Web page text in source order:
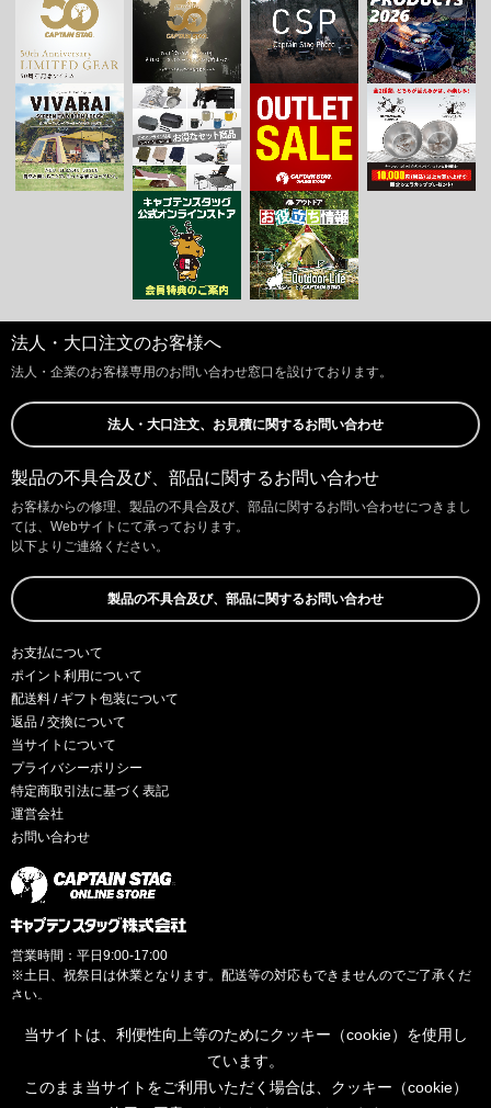
法人・大口注文のお客様へ
法人・企業のお客様専用のお問い合わせ窓口を設けております。
法人・大口注文、お見積に関するお問い合わせ
製品の不具合及び、部品に関するお問い合わせ
お客様からの修理、製品の不具合及び、部品に関するお問い合わせにつきまし
ては、Webサイトにて承っております。
以下よりご連絡ください。
製品の不具合及び、部品に関するお問い合わせ
お支払について
ポイント利用について
配送料 / ギフト包装について
返品 / 交換について
当サイトについて
プライバシーポリシー
特定商取引法に基づく表記
運営会社
お問い合わせ
営業時間：平日9:00-17:00
※土日、祝祭日は休業となります。配送等の対応もできませんのでご了承くだ
さい。
当サイトは、利便性向上等のためにクッキー（cookie）を使用し
ています。
このまま当サイトをご利用いただく場合は、クッキー（cookie）